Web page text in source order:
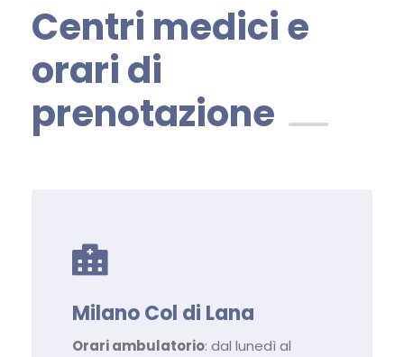
Centri medici e
orari di
prenotazione
Milano Col di Lana
Orari ambulatorio: dal lunedì al